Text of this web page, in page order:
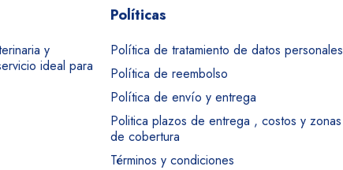
y
ideal para
Políticas
Política de tratamiento de datos personales
Política de reembolso
Política de envío y entrega
Politica plazos de entrega , costos y zonas
de cobertura
Términos y condiciones